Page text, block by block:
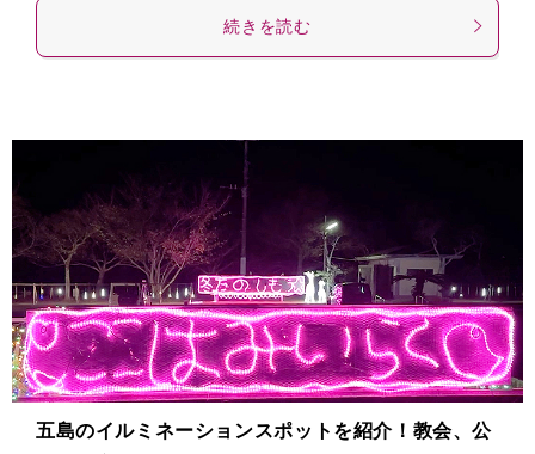
続きを読む
五島のイルミネーションスポットを紹介！教会、公